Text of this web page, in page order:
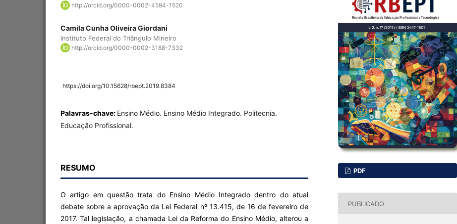
http://orcid.org/0000-0002-4594-1520
Camila Cunha Oliveira Giordani
Instituto Federal do Triângulo Mineiro
http://orcid.org/0000-0002-3188-7332
https://doi.org/10.15628/rbept.2019.8384
Palavras-chave: Ensino Médio. Ensino Médio Integrado. Politecnia.
Educação Profissional.
RESUMO
O artigo em questão trata do Ensino Médio Integrado dentro do atual
debate sobre a aprovação da Lei Federal nº 13.415, de 16 de fevereiro de
2017. Tal legislação, a chamada Lei da Reforma do Ensino Médio, alterou a
PDF
PUBLICADO